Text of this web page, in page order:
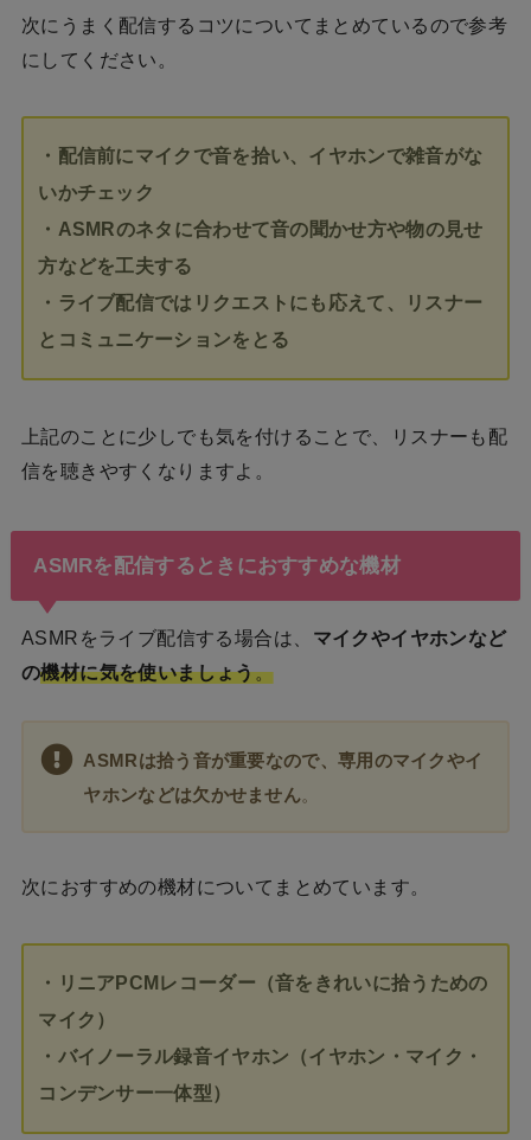
次にうまく配信するコツについてまとめているので参考
にしてください。
・配信前にマイクで音を拾い、イヤホンで雑音がな
いかチェック
・ASMRのネタに合わせて音の聞かせ方や物の見せ
方などを工夫する
・ライブ配信ではリクエストにも応えて、リスナー
とコミュニケーションをとる
上記のことに少しでも気を付けることで、リスナーも配
信を聴きやすくなりますよ。
ASMRを配信するときにおすすめな機材
ASMRをライブ配信する場合は、 マイクやイヤホンなど
の機材に気を使いましょう。
ASMRは拾う音が重要なので、専用のマイクやイ
ヤホンなどは欠かせません。
次におすすめの機材についてまとめています。
・リニアPCMレコーダー（音をきれいに拾うための
マイク）
・バイノーラル録音イヤホン（イヤホン・マイク・
コンデンサー一体型）